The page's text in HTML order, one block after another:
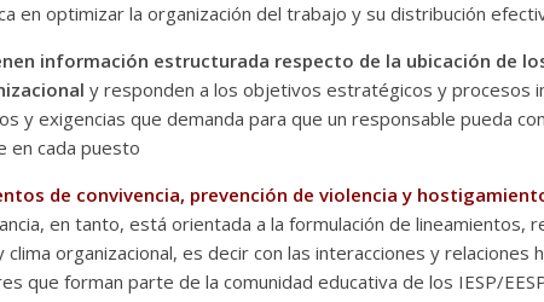
en optimizar la organización del trabajo y su distribución
información estructurada respecto de la ubicación de
y responden a los objetivos estratégicos y procesos
y exigencias que demanda para que un responsable pueda
en cada puesto
de convivencia, prevención de violencia y
en tanto, está orientada a la formulación de lineamientos,
clima organizacional, es decir con las interacciones y relaciones
que forman parte de la comunidad educativa de los IESP/